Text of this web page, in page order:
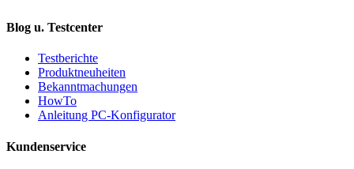
Blog u. Testcenter
Testberichte
Produktneuheiten
Bekanntmachungen
HowTo
Anleitung PC-Konfigurator
Kundenservice